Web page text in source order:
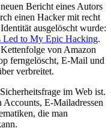
Bericht eines Autors
einen Hacker mit recht
ausgelöscht wurde:
Led to My Epic Hacking.
von Amazon
ferngelöscht, E-Mail und
verbreitet.
im Web ist.
E-Mailadressen
die man